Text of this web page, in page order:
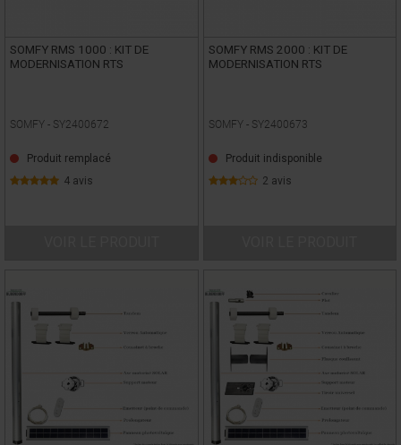
SOMFY RMS 1000 : KIT DE
MODERNISATION RTS
SOMFY - SY2400672
Produit remplacé
4 avis
SOMFY RMS 2000 : KIT DE
MODERNISATION RTS
SOMFY - SY2400673
Produit indisponible
2 avis